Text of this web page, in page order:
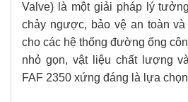
Valve) là một giải pháp lý
chảy ngược, bảo vệ an toàn
cho các hệ thống đường ống
nhỏ gọn, vật liệu chất lượng
FAF 2350 xứng đáng là lựa